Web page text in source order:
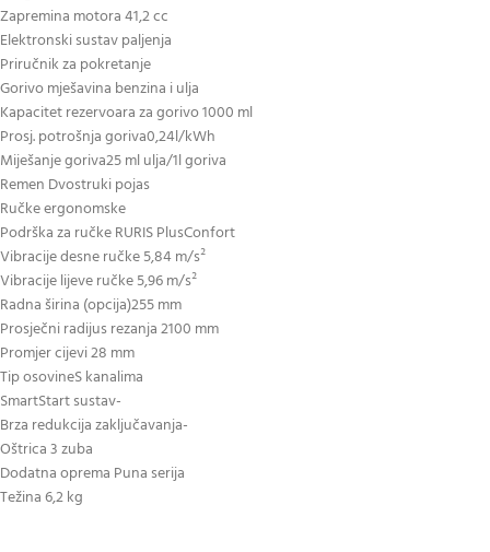
Zapremina motora 41,2 cc
Elektronski sustav paljenja
Priručnik za pokretanje
Gorivo mješavina benzina i ulja
Kapacitet rezervoara za gorivo 1000 ml
Prosj. potrošnja goriva0,24l/kWh
Miješanje goriva25 ml ulja/1l goriva
Remen Dvostruki pojas
Ručke ergonomske
Podrška za ručke RURIS PlusConfort
Vibracije desne ručke 5,84 m/s²
Vibracije lijeve ručke 5,96 m/s²
Radna širina (opcija)255 mm
Prosječni radijus rezanja 2100 mm
Promjer cijevi 28 mm
Tip osovineS kanalima
SmartStart sustav-
Brza redukcija zaključavanja-
Oštrica 3 zuba
Dodatna oprema Puna serija
Težina 6,2 kg